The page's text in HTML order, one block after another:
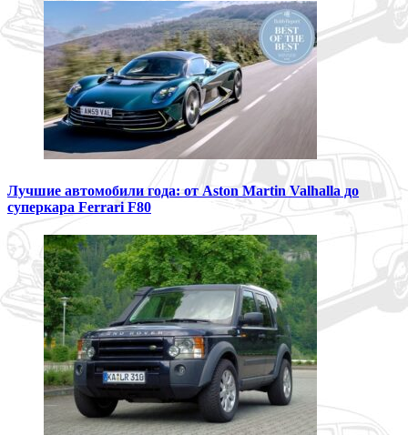
Лучшие автомобили года: от Aston Martin Valhalla до
суперкара Ferrari F80